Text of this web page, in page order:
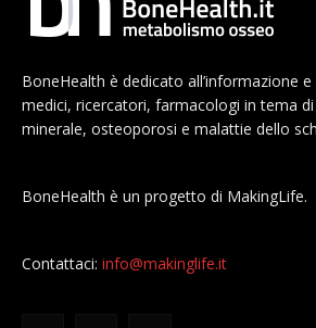
BoneHealth è dedicato all’informazione e
medici, ricercatori, farmacologi in tema
minerale, osteoporosi e malattie dello
BoneHealth è un progetto di MakingLife.
Contattaci: info@makinglife.it